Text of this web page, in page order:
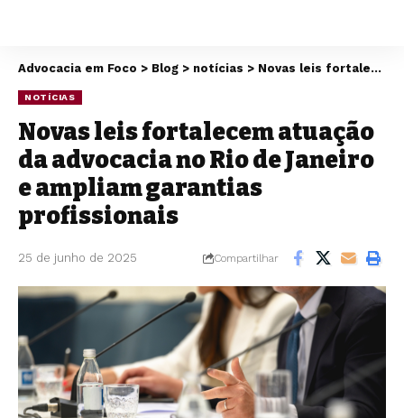
Advocacia em Foco > Blog > notícias > Novas leis fortalecem atuação da advocacia no Rio de Janeiro e ampliam garantias profissionais
NOTÍCIAS
Novas leis fortalecem atuação
da advocacia no Rio de Janeiro
e ampliam garantias
profissionais
25 de junho de 2025 Compartilhar